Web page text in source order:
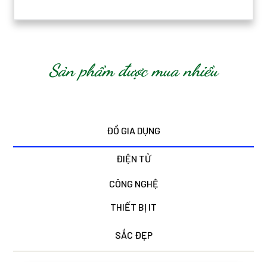
Sản phẩm được mua nhiều
ĐỒ GIA DỤNG
ĐIỆN TỬ
CÔNG NGHỆ
THIẾT BỊ IT
SẮC ĐẸP